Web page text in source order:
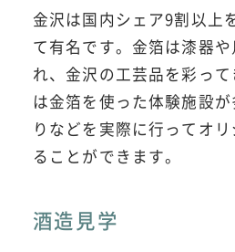
金沢は国内シェア9割以上
て有名です。金箔は漆器
れ、金沢の工芸品を彩っ
は金箔を使った体験施設
りなどを実際に行ってオ
ることができます。
酒造見学